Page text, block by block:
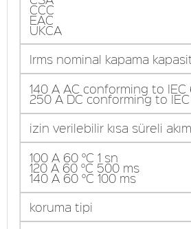
CCC
EAC
UKCA
Irms nominal kapama
140 A AC conforming to IEC
250 A DC conforming to
izin verilebilir kısa süreli akım
100 A 60 °C 1 sn
120 A 60 °C 500 ms
140 A 60 °C 100 ms
koruma tipi